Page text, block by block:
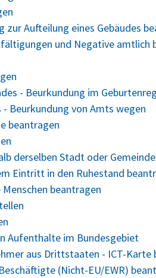
zur Aufteilung eines Gebäudes
und Negative amtlich
- Beurkundung im
Beurkundung von Amts wegen
beantragen
derselben Stadt oder
Eintritt in den Ruhestand
beantragen
Aufenthalte im Bundesgebiet
aus Drittstaaten - ICT-Karte
(Nicht-EU/EWR)